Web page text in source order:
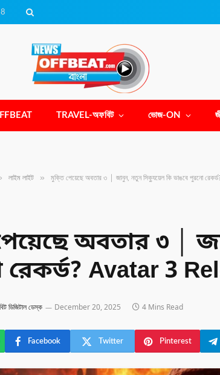
TRAVEL-অফবিট ভোজ-ON
লাইম লাইট » মুক্তি পেয়েছে অবতার ৩ │ জানুন, নতুন সিক্যুয়েল কি ভাঙবে পুরনো
অবতার ৩ │
Avatar 3
ডিজিটাল ডেস্ক December 20, 2025 4 Mins Read
Facebook Twitter Pinterest